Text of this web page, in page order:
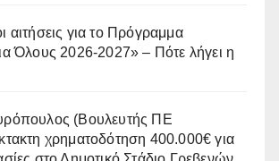
αιτήσεις για το Πρόγραμμα
Όλους 2026-2027» – Πότε λήγει η
(Βουλευτής ΠΕ
χρηματοδότηση 400.000€ για